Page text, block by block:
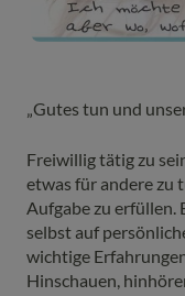
„Gutes tun und
Freiwillig tätig zu
etwas für andere zu
Aufgabe zu erfüllen.
selbst auf
wichtige
Hinschauen,